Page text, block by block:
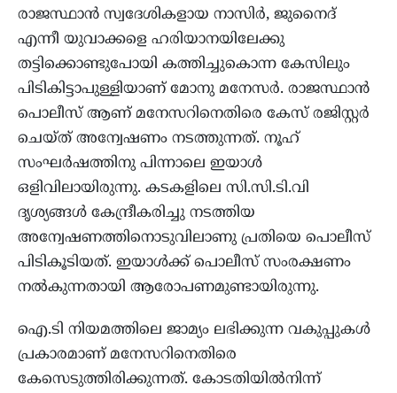
രാജസ്ഥാൻ സ്വദേശികളായ നാസിർ, ജുനൈദ്
എന്നീ യുവാക്കളെ ഹരിയാനയിലേക്കു
തട്ടിക്കൊണ്ടുപോയി കത്തിച്ചുകൊന്ന കേസിലും
പിടികിട്ടാപുള്ളിയാണ് മോനു മനേസർ. രാജസ്ഥാൻ
പൊലീസ് ആണ് മനേസറിനെതിരെ കേസ് രജിസ്റ്റർ
ചെയ്ത് അന്വേഷണം നടത്തുന്നത്. നൂഹ്
സംഘർഷത്തിനു പിന്നാലെ ഇയാൾ
ഒളിവിലായിരുന്നു. കടകളിലെ സി.സി.ടി.വി
ദൃശ്യങ്ങൾ കേന്ദ്രീകരിച്ചു നടത്തിയ
അന്വേഷണത്തിനൊടുവിലാണു പ്രതിയെ പൊലീസ്
പിടികൂടിയത്. ഇയാൾക്ക് പൊലീസ് സംരക്ഷണം
നൽകുന്നതായി ആരോപണമുണ്ടായിരുന്നു.
ഐ.ടി നിയമത്തിലെ ജാമ്യം ലഭിക്കുന്ന വകുപ്പുകൾ
പ്രകാരമാണ് മനേസറിനെതിരെ
കേസെടുത്തിരിക്കുന്നത്. കോടതിയിൽനിന്ന്